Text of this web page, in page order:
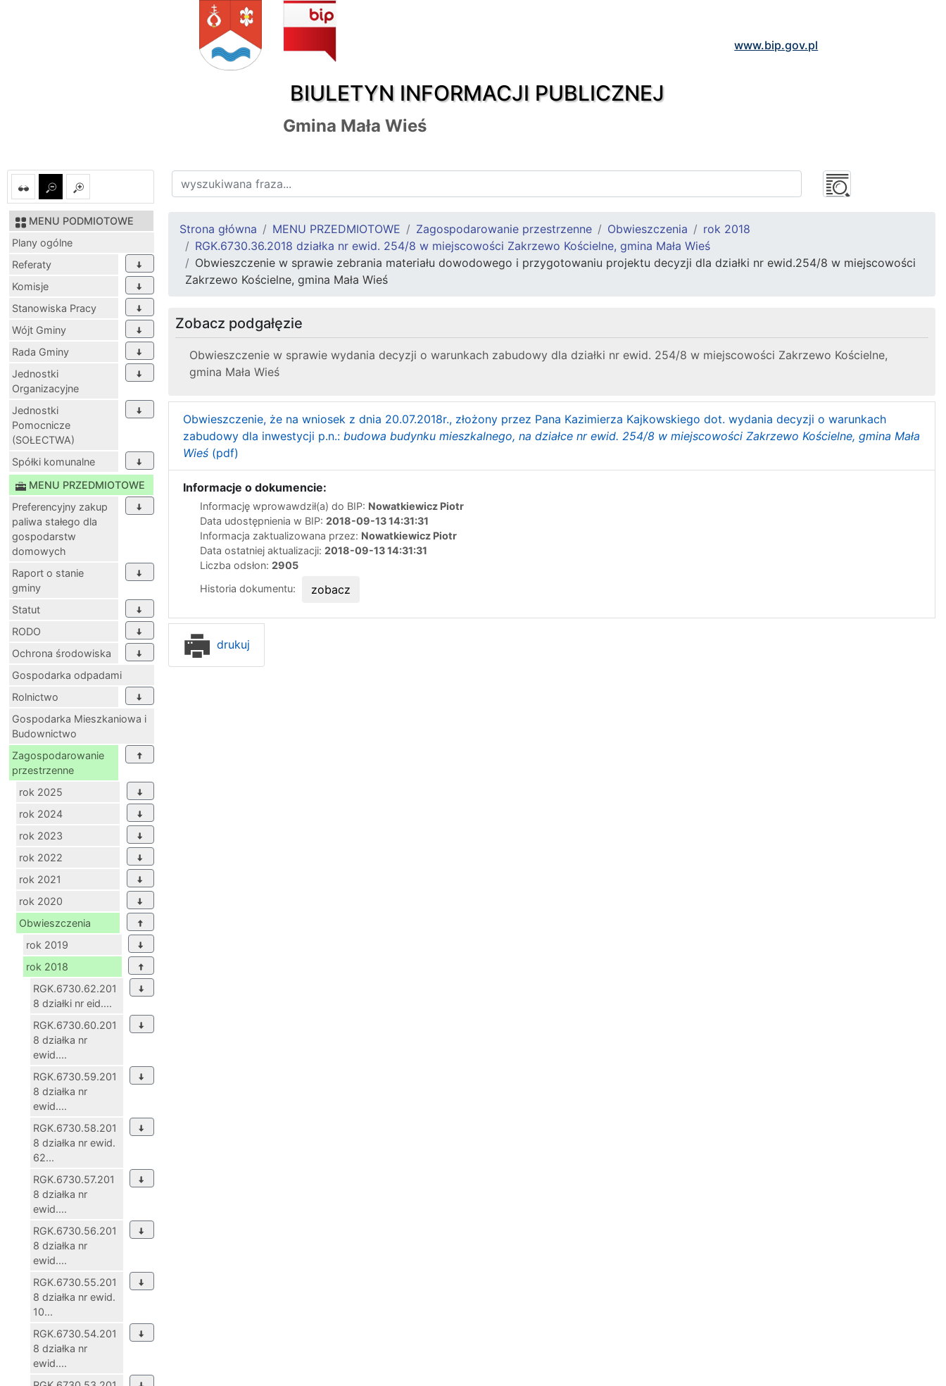
BIULETYN INFORMACJI PUBLICZNEJ
www.bip.gov.pl
Gmina Mała Wieś
MENU PODMIOTOWE
Plany ogólne
Referaty
Komisje
Stanowiska Pracy
Wójt Gminy
Rada Gminy
Jednostki
Organizacyjne
Jednostki
Pomocnicze
(SOŁECTWA)
Spółki komunalne
MENU PRZEDMIOTOWE
Preferencyjny zakup
paliwa stałego dla
gospodarstw
domowych
Raport o stanie
gminy
Statut
RODO
Ochrona środowiska
Gospodarka odpadami
Rolnictwo
Gospodarka Mieszkaniowa i
Budownictwo
Zagospodarowanie
przestrzenne
rok 2025
rok 2024
rok 2023
rok 2022
rok 2021
rok 2020
Obwieszczenia
rok 2019
rok 2018
RGK.6730.62.201
8 działki nr eid....
RGK.6730.60.201
8 działka nr
ewid....
RGK.6730.59.201
8 działka nr
ewid....
RGK.6730.58.201
8 działka nr ewid.
62...
RGK.6730.57.201
8 działka nr
ewid....
RGK.6730.56.201
8 działka nr
ewid....
RGK.6730.55.201
8 działka nr ewid.
10...
RGK.6730.54.201
8 działka nr
ewid....
Strona główna MENU PRZEDMIOTOWE Zagospodarowanie przestrzenne Obwieszczenia
rok 2018
RGK.6730.36.2018 działka nr ewid. 254/8 w miejscowości Zakrzewo Kościelne, gmina Mała Wieś
Obwieszczenie w sprawie zebrania materiału dowodowego i przygotowaniu projektu decyzji dla działki nr ewid.254/8 w miejscowości
Zakrzewo Kościelne, gmina Mała Wieś
Zobacz podgałęzie
Obwieszczenie w sprawie wydania decyzji o warunkach zabudowy dla działki nr ewid. 254/8 w miejscowości Zakrzewo Kościelne,
gmina Mała Wieś
Obwieszczenie, że na wniosek z dnia 20.07.2018r., złożony przez Pana Kazimierza Kajkowskiego dot. wydania decyzji o warunkach
zabudowy dla inwestycji p.n.: budowa budynku mieszkalnego, na działce nr ewid. 254/8 w miejscowości Zakrzewo Kościelne, gmina Mała
Wieś (pdf)
Informacje o dokumencie:
Informację wprowawdził(a) do BIP: Nowatkiewicz Piotr
Data udostępnienia w BIP: 2018-09-13 14:31:31
Informacja zaktualizowana przez: Nowatkiewicz Piotr
Data ostatniej aktualizacji: 2018-09-13 14:31:31
Liczba odsłon: 2905
Historia dokumentu:
zobacz
drukuj